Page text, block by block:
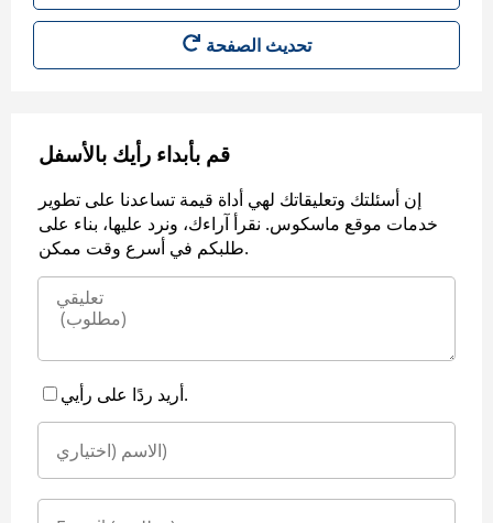
تحديث الصفحة
قم بأبداء رأيك بالأسفل
إن أسئلتك وتعليقاتك لهي أداة قيمة تساعدنا على تطوير
خدمات موقع ماسكوس. نقرأ آراءك، ونرد عليها، بناء على
طلبكم في أسرع وقت ممكن.
أريد ردًا على رأيي.